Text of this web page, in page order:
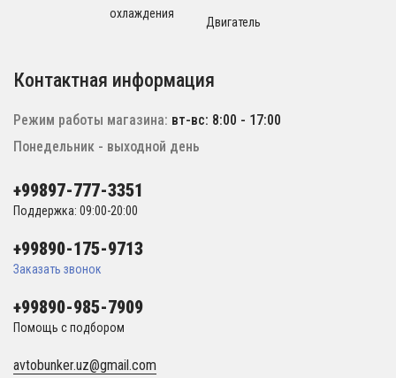
охлаждения
Двигатель
Контактная информация
Режим работы магазина: вт-вс: 8:00 - 17:00
Понедельник - выходной день
+99897-777-3351
Поддержка: 09:00-20:00
+99890-175-9713
Заказать звонок
+99890-985-7909
Помощь с подбором
avtobunker.uz@gmail.com